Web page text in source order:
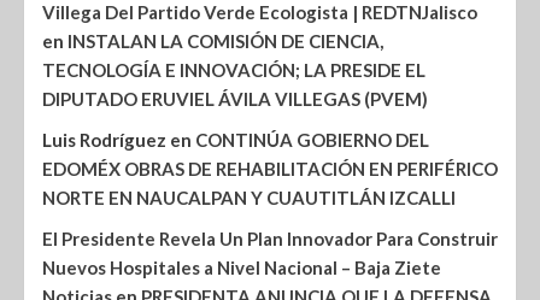
Villega Del Partido Verde Ecologista | REDTNJalisco
en INSTALAN LA COMISIÓN DE CIENCIA,
TECNOLOGÍA E INNOVACIÓN; LA PRESIDE EL
DIPUTADO ERUVIEL ÁVILA VILLEGAS (PVEM)
Luis Rodríguez en CONTINÚA GOBIERNO DEL
EDOMÉX OBRAS DE REHABILITACIÓN EN PERIFÉRICO
NORTE EN NAUCALPAN Y CUAUTITLÁN IZCALLI
El Presidente Revela Un Plan Innovador Para Construir
Nuevos Hospitales a Nivel Nacional – Baja Ziete